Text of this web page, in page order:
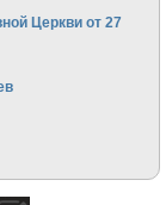
Церкви от 27